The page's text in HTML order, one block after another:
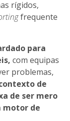
rígidos,
frequente
para
com equipas
problemas,
de
de ser mero
motor de